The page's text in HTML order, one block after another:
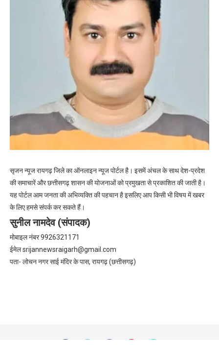
सृजन न्यूज रायगढ़ जिले का ऑनलाइन न्यूज पोर्टल है। इसमें अंचल के साथ देश-प्रदेश
की समाचारें और छत्तीसगढ़ शासन की योजनाओं को प्रमुखता से प्रकाशित की जाती है।
यह पोर्टल आम जनता की अभिव्यक्ति की पहचान है इसलिए आप किसी भी विषय में खबर
के लिए हमसे संपर्क कर सकते हैं।
सुनील नामदेव (संपादक)
मोबाइल नंबर 9926321171
ईमेलsrijannewsraigarh@gmail.com
पता- लोचन नगर साई मंदिर के पास, रायगढ़ (छत्तीसगढ़)